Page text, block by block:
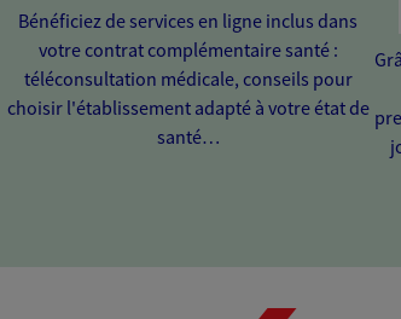
Bénéficiez de services en ligne inclus dans
votre contrat complémentaire santé :
téléconsultation médicale, conseils pour
choisir l'établissement adapté à votre état de
santé…